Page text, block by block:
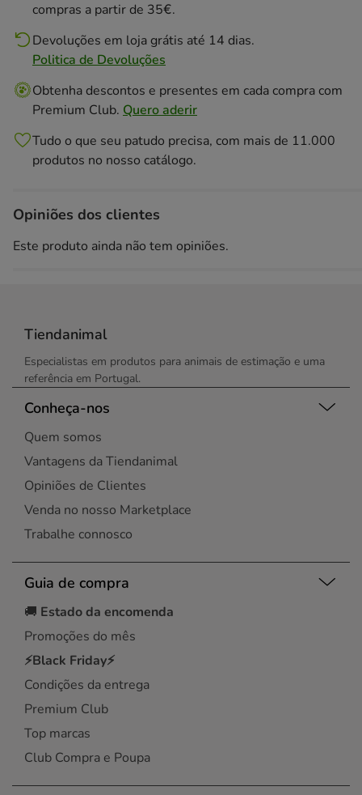
compras a partir de 35€.
Devoluções em loja grátis até 14 dias.
Politica de Devoluções
Obtenha descontos e presentes em cada compra com
Premium Club. Quero aderir
Tudo o que seu patudo precisa, com mais de 11.000
produtos no nosso catálogo.
Opiniões dos clientes
Este produto ainda não tem opiniões.
Tiendanimal
Especialistas em produtos para animais de estimação e uma
referência em Portugal.
Conheça-nos
Quem somos
Vantagens da Tiendanimal
Opiniões de Clientes
Venda no nosso Marketplace
Trabalhe connosco
Guia de compra
🚚 Estado da encomenda
Promoções do mês
⚡Black Friday⚡
Condições da entrega
Premium Club
Top marcas
Club Compra e Poupa